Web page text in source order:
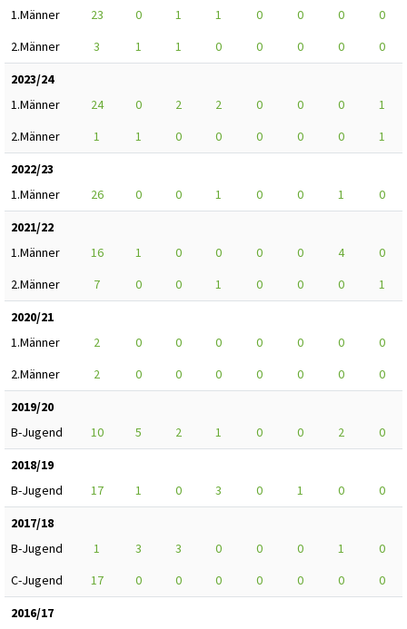
1.Männer
23 0 1 1 0 0 0
0
2.Männer
3 1 1 0 0 0 0
0
2023/24
1.Männer
24 0 2 2 0 0 0
1
2.Männer
1 1 0 0 0 0 0
1
2022/23
1.Männer
26 0 0 1 0 0 1
0
2021/22
1.Männer
16 1 0 0 0 0 4
0
2.Männer
7 0 0 1 0 0 0
1
2020/21
1.Männer
2 0 0 0 0 0 0
0
2.Männer
2 0 0 0 0 0 0
0
2019/20
B-Jugend
10 5 2 1 0 0 2
0
2018/19
B-Jugend
17 1 0 3 0 1 0
0
2017/18
B-Jugend
1 3 3 0 0 0 1
0
C-Jugend
17 0 0 0 0 0 0
0
2016/17